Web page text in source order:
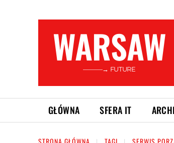
WARSAW
———→ FUTURE
GŁÓWNA SFERA IT